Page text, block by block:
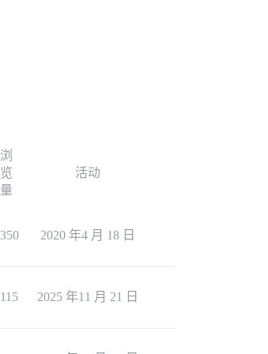
浏
览
量
活动
350 2020 年4 月 18 日
115 2025 年11 月 21 日